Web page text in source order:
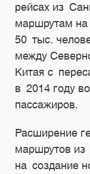
рейсах из
маршрутам на
50 тыс.
между
Китая с
в 2014 году
пассажиров.
Расширение
маршрутов из
на создание